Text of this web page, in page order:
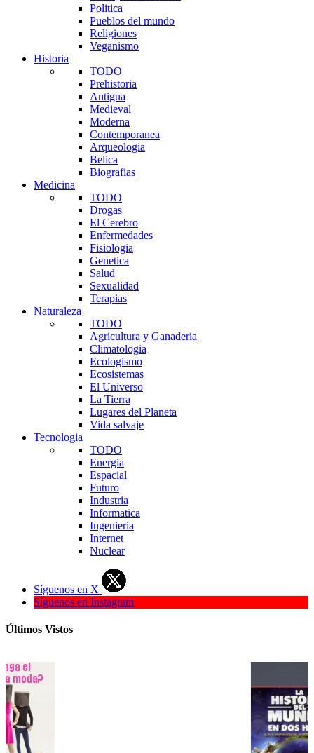
Politica
Pueblos del mundo
Religiones
Veganismo
Historia
TODO
Prehistoria
Antigua
Medieval
Moderna
Contemporanea
Arqueologia
Belica
Biografias
Medicina
TODO
Drogas
El Cerebro
Enfermedades
Fisiologia
Genetica
Salud
Sexualidad
Terapias
Naturaleza
TODO
Agricultura y Ganaderia
Climatologia
Ecologismo
Ecosistemas
El Universo
La Tierra
Lugares del Planeta
Vida salvaje
Tecnologia
TODO
Energia
Espacial
Futuro
Industria
Informatica
Ingenieria
Internet
Nuclear
Síguenos en X
Síguenos en Instagram
Últimos Vistos